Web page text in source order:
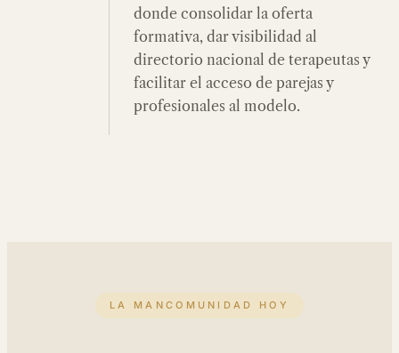
donde consolidar la oferta
formativa, dar visibilidad al
directorio nacional de terapeutas y
facilitar el acceso de parejas y
profesionales al modelo.
LA MANCOMUNIDAD HOY